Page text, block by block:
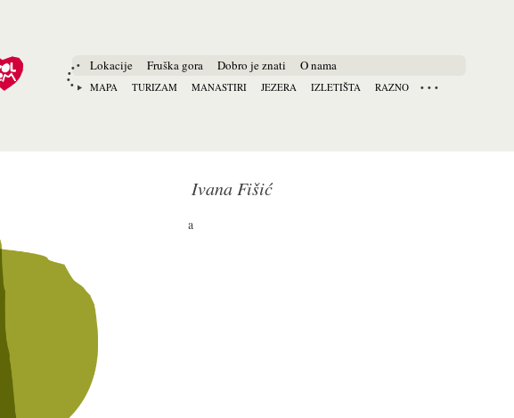
Lokacije
MAPA TURIZAM MANASTIRI JEZERA IZLETIŠTA RAZNO
Fruška gora Dobro je znati O nama
Ivana Fišić
a